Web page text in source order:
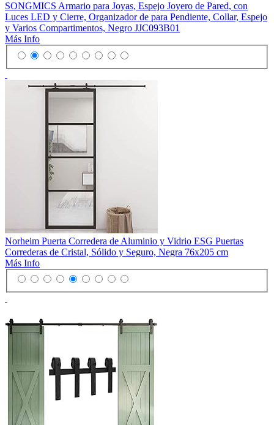
SONGMICS Armario para Joyas, Espejo Joyero de Pared, con
Luces LED y Cierre, Organizador de para Pendiente, Collar, Espejo
y Varios Compartimentos, Negro JJC093B01
Más Info
Norheim Puerta Corredera de Aluminio y Vidrio ESG Puertas
Correderas de Cristal, Sólido y Seguro, Negra 76x205 cm
Más Info